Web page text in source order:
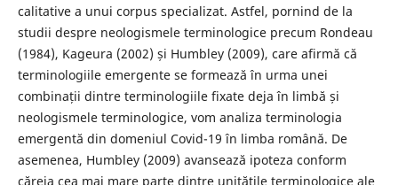
calitative a unui corpus specializat. Astfel, pornind de la
studii despre neologismele terminologice precum Rondeau
(1984), Kageura (2002) și Humbley (2009), care afirmă că
terminologiile emergente se formează în urma unei
combinații dintre terminologiile fixate deja în limbă și
neologismele terminologice, vom analiza terminologia
emergentă din domeniul Covid-19 în limba română. De
asemenea, Humbley (2009) avansează ipoteza conform
căreia cea mai mare parte dintre unitățile terminologice ale